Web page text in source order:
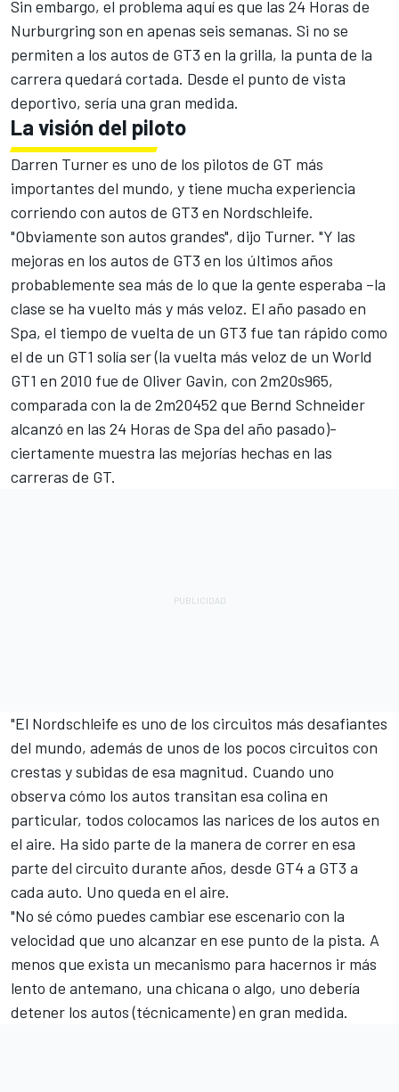
Sin embargo, el problema aquí es que las 24 Horas de
Nurburgring son en apenas seis semanas. Si no se
permiten a los autos de GT3 en la grilla, la punta de la
carrera quedará cortada. Desde el punto de vista
deportivo, sería una gran medida.
La visión del piloto
Darren Turner es uno de los pilotos de GT más
importantes del mundo, y tiene mucha experiencia
corriendo con autos de GT3 en Nordschleife.
"Obviamente son autos grandes", dijo Turner. "Y las
mejoras en los autos de GT3 en los últimos años
probablemente sea más de lo que la gente esperaba –la
clase se ha vuelto más y más veloz. El año pasado en
Spa, el tiempo de vuelta de un GT3 fue tan rápido como
el de un GT1 solía ser (la vuelta más veloz de un World
GT1 en 2010 fue de Oliver Gavin, con 2m20s965,
comparada con la de 2m20452 que Bernd Schneider
alcanzó en las 24 Horas de Spa del año pasado)-
ciertamente muestra las mejorías hechas en las
carreras de GT.
"El Nordschleife es uno de los circuitos más desafiantes
del mundo, además de unos de los pocos circuitos con
crestas y subidas de esa magnitud. Cuando uno
observa cómo los autos transitan esa colina en
particular, todos colocamos las narices de los autos en
el aire. Ha sido parte de la manera de correr en esa
parte del circuito durante años, desde GT4 a GT3 a
cada auto. Uno queda en el aire.
"No sé cómo puedes cambiar ese escenario con la
velocidad que uno alcanzar en ese punto de la pista. A
menos que exista un mecanismo para hacernos ir más
lento de antemano, una chicana o algo, uno debería
detener los autos (técnicamente) en gran medida.